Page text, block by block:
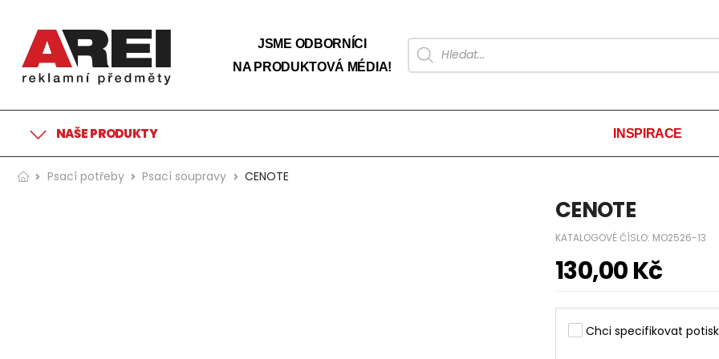
JSME ODBORNÍCI
NA PRODUKTOVÁ MÉDIA!
NAŠE PRODUKTY INSPIRACE
Psací potřeby Psací soupravy CENOTE
CENOTE
KATALOGOVÉ ČÍSLO: MO2526-13
130,00Kč
Chci specifikovat potisk